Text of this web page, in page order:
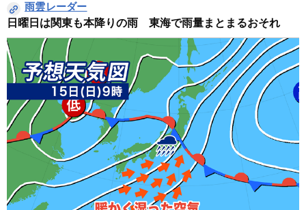
雨雲レーダー
日曜日は関東も本降りの雨　東海で雨量まとまるおそれ